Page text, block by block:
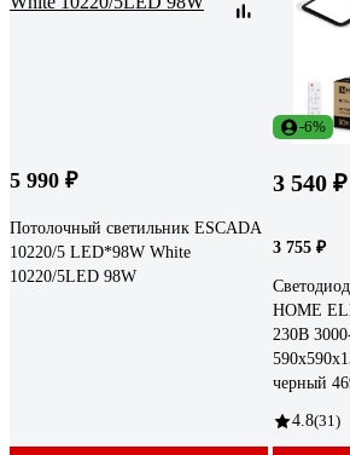
5 990 ₽
Потолочный светильник ESCADA
10220/5 LED*98W White
10220/5LED 98W
-6%
3 540 ₽
3 755 ₽
HOME
230В
черный
4.8(31)